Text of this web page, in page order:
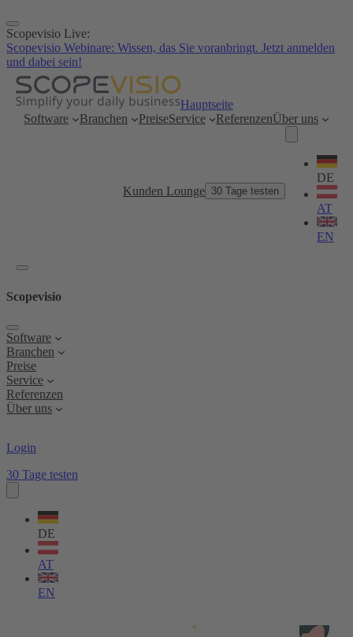
Zum
Inhalt
springen
Scopevisio Live:
Scopevisio Webinare: Wissen, das Sie voranbringt. Jetzt anmelden
und dabei sein!
Hauptseite
Software
Branchen PreiseService ReferenzenÜber uns
Kunden Lounge 30 Tage testen
Sprache
wählen
DE
AT
EN
Scopevisio
Software
Branchen
Preise
Service
Referenzen
Über uns
Login
30 Tage testen
Sprache
wählen
DE
AT
EN